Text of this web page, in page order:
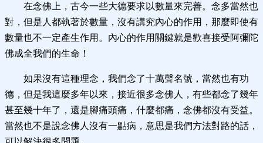
在念佛上，古今一些大德要求以數量來完善。念多當然也
對，但是人都執著於數量，沒有講究內心的作用，那麼即使有
數量也不一定產生作用。內心的作用關鍵就是歡喜接受阿彌陀
佛成全我們的生命！
如果沒有這種理念，我們念了十萬聲名號，當然也有功
德，但是我這麼多年以來，接近很多念佛人，有些都念了幾年
甚至幾十年了，還是腳痛頭痛，什麼都痛，念佛都沒有受益。
當然也不是說念佛人沒有一點病，意思是我們方法對路的話，